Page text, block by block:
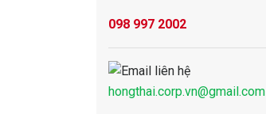
098 997 2002
hongthai.corp.vn@gmail.com